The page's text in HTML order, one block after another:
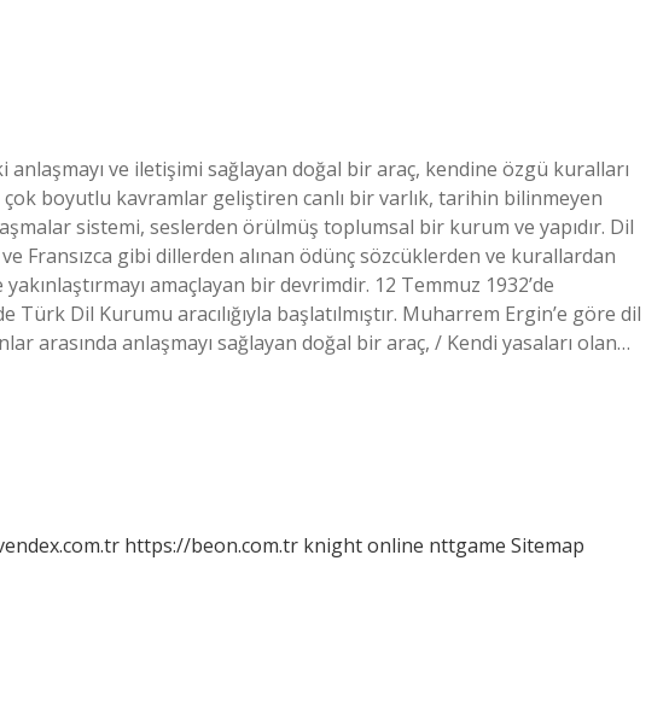
anlaşmayı ve iletişimi sağlayan doğal bir araç, kendine özgü kuralları
boyutlu kavramlar geliştiren canlı bir varlık, tarihin bilinmeyen
sistemi, seslerden örülmüş toplumsal bir kurum ve yapıdır. Dil
Fransızca gibi dillerden alınan ödünç sözcüklerden ve kurallardan
amaçlayan bir devrimdir. 12 Temmuz 1932’de
Dil Kurumu aracılığıyla başlatılmıştır. Muharrem Ergin’e göre dil
arasında anlaşmayı sağlayan doğal bir araç, / Kendi yasaları olan…
https://beon.com.tr knight online nttgame Sitemap